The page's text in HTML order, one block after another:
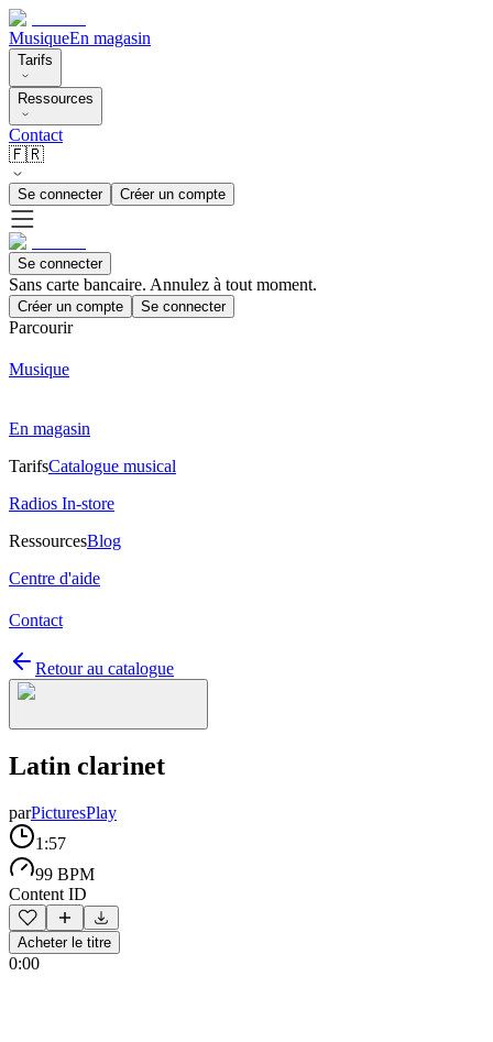
MusiqueEn magasin
Tarifs
Ressources
Contact
🇫🇷
Se connecter Créer un compte
Se connecter
Sans carte bancaire. Annulez à tout moment.
Créer un compte Se connecter
Parcourir
Musique
En magasin
TarifsCatalogue musical
Radios In-store
RessourcesBlog
Centre d'aide
Contact
Retour au catalogue
Latin clarinet
parPicturesPlay
1:57
99 BPM
Content ID
Acheter le titre
0:00